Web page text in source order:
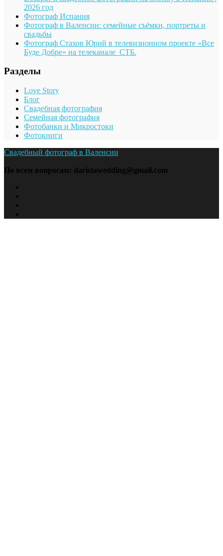
2026 год
Фотограф Испания
Фотограф в Валенсии: семейные съёмки, портреты и
свадьбы
Фотограф Стахов Юрий в телевизионном проекте «Все
Буде Добре» на телеканале СТБ.
Разделы
Love Story
Блог
Свадебная фотография
Семейная фотография
Фотобанки и Микростоки
Фотокниги
Свадебный фотограф в Валенсии
По всем вопросам: daristawedding@gmail.com